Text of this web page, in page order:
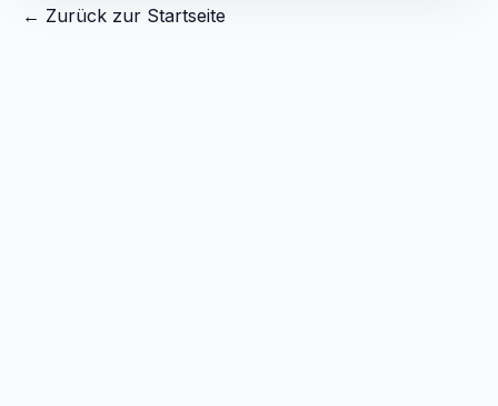
← Zurück zur Startseite